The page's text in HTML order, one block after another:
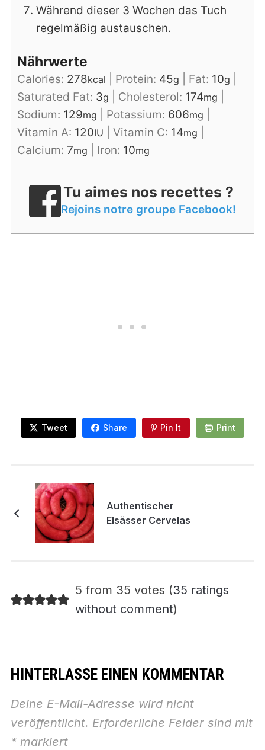
Während dieser 3 Wochen das Tuch
regelmäßig austauschen.
Nährwerte
Calories: 278kcal Protein: 45g Fat: 10g
Saturated Fat: 3g Cholesterol: 174mg
Sodium: 129mg Potassium: 606mg
Vitamin A: 120IU Vitamin C: 14mg
Calcium: 7mg Iron: 10mg
Tu aimes nos recettes ?
Rejoins notre groupe Facebook!
Tweet Share Pin It Print
Authentischer
Elsässer Cervelas
5 from 35 votes (35 ratings
without comment)
HINTERLASSE EINEN KOMMENTAR
Deine E-Mail-Adresse wird nicht
veröffentlicht. Erforderliche Felder sind mit
*markiert